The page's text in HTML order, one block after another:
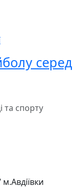
серед
та спорту